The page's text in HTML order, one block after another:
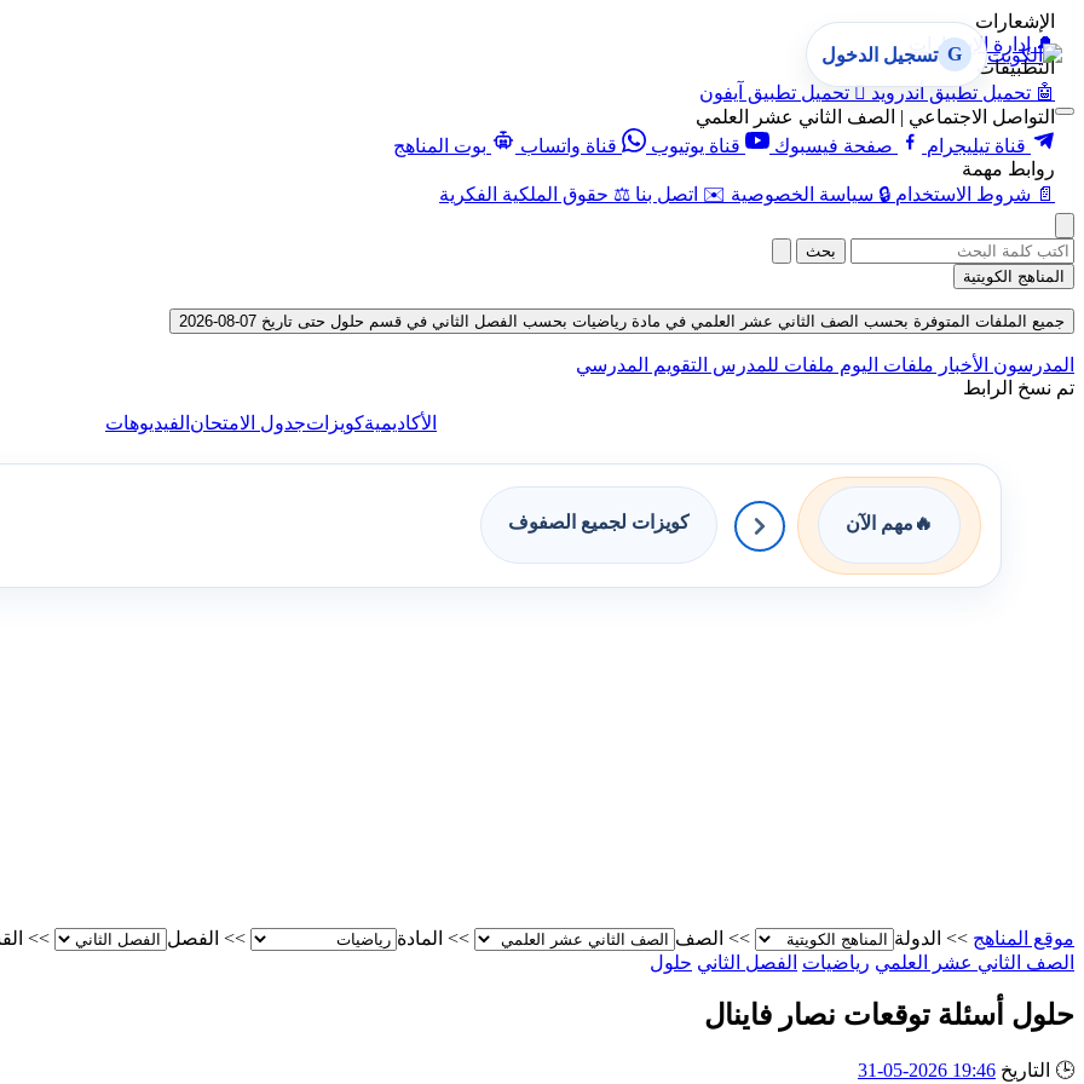
الإشعارات
🔔 إدارة الإشعارات
التطبيقات
🤖 تحميل تطبيق أندرويد  تحميل تطبيق آيفون
التواصل الاجتماعي | الصف الثاني عشر العلمي
قناة تيليجرام
صفحة فيسبوك قناة يوتيوب قناة واتساب
بوت المناهج
روابط مهمة
📄 شروط الاستخدام 🔒 سياسة الخصوصية ✉️ اتصل بنا ⚖️ حقوق الملكية الفكرية
G تسجيل الدخول
بحث
المناهج الكويتية
جميع الملفات المتوفرة بحسب الصف الثاني عشر العلمي في مادة رياضيات بحسب الفصل الثاني في قسم حلول حتى تاريخ 07-08-2026
المدرسون الأخبار ملفات اليوم ملفات للمدرس التقويم المدرسي
تم نسخ الرابط
الأكاديميةكويزاتجدول الامتحان الفيديوهات
🔥 مهم الآن كويزات لجميع الصفوف
موقع المناهج >> الدولة >> الصف >> المادة >> الفصل >>
الصف الثاني عشر العلمي رياضيات الفصل الثاني حلول
حلول أسئلة توقعات نصار فاينال
🕒 التاريخ 19:46 2026-05-31